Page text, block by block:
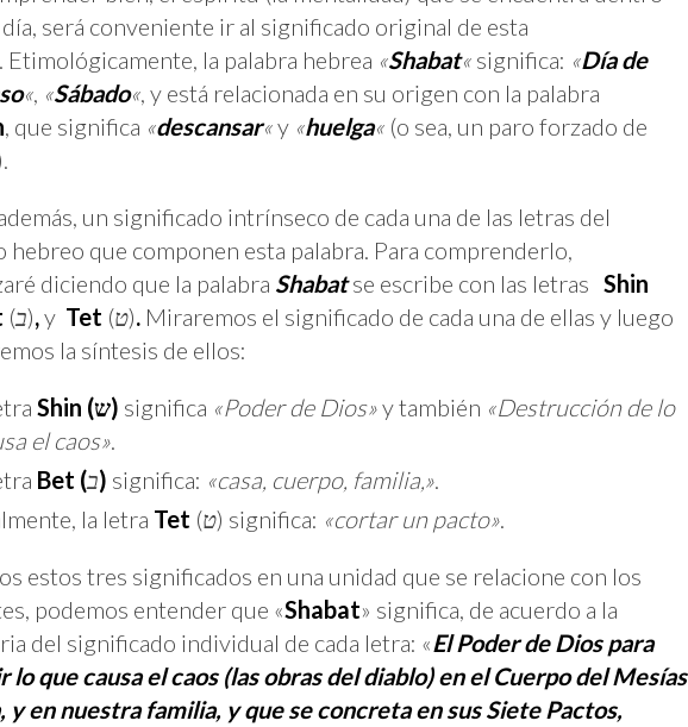
será conveniente ir al significado original de esta
Etimológicamente, la palabra hebrea «Shabat« significa: «Día de
«, «Sábado«, y está relacionada en su origen con la palabra
, que significa «descansar«y «huelga« (o sea, un paro forzado de
un significado intrínseco de cada una de las letras del
hebreo que componen esta palabra. Para comprenderlo,
diciendo que la palabra Shabatse escribe con las letras Shin
(ב),y Tet (ט). Miraremos el significado de cada una de ellas y luego
la síntesis de ellos:
Shin (ש) significa «Poder de Dios»y también «Destrucción de lo
el caos».
Bet (ב) significa: «casa, cuerpo, familia,».
la letra Tet (ט) significa: «cortar un pacto».
estos tres significados en una unidad que se relacione con los
podemos entender que «Shabat» significa, de acuerdo a la
del significado individual de cada letra: «El Poder de Dios para
lo que causa el caos (las obras del diablo) en el Cuerpo del Mesías
y en nuestra familia, y que se concreta en sus Siete Pactos,